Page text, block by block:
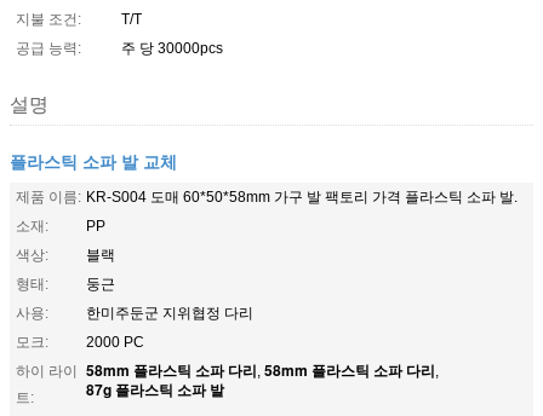
지불 조건:
T/T
공급 능력:
주 당 30000pcs
설명
플라스틱 소파 발 교체
제품 이름: KR-S004 도매 60*50*58mm 가구 발 팩토리 가격 플라스틱 소파 발.
소재:
PP
색상:
블랙
형태:
둥근
사용:
한미주둔군 지위협정 다리
모크:
2000 PC
하이 라이
트:
58mm 플라스틱 소파 다리, 58mm 플라스틱 소파 다리,
87g 플라스틱 소파 발